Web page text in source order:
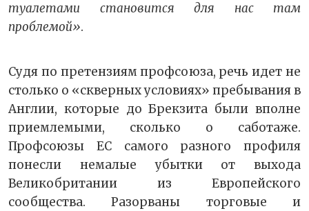
туалетами становится для нас там
проблемой».
Судя по претензиям профсоюза, речь идет не
столько о «скверных условиях» пребывания в
Англии, которые до Брекзита были вполне
приемлемыми, сколько о саботаже.
Профсоюзы ЕС самого разного профиля
понесли немалые убытки от выхода
Великобритании из Европейского
сообщества. Разорваны торговые и